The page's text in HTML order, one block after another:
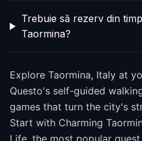
Trebuie să rezerv din
Taormina?
Explore Taormina, Italy at
Questo's self-guided
games that turn the city's
Start with Charming
Life, the most popular